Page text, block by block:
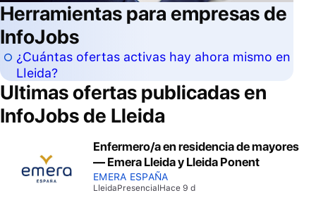
Herramientas para empresas de
InfoJobs
¿Cuántas ofertas activas hay ahora mismo en
Lleida?
Ultimas ofertas publicadas en
InfoJobs de Lleida
Enfermero/a en residencia de mayores
— Emera Lleida y Lleida Ponent
EMERA ESPAÑA
LleidaPresencialHace 9 d